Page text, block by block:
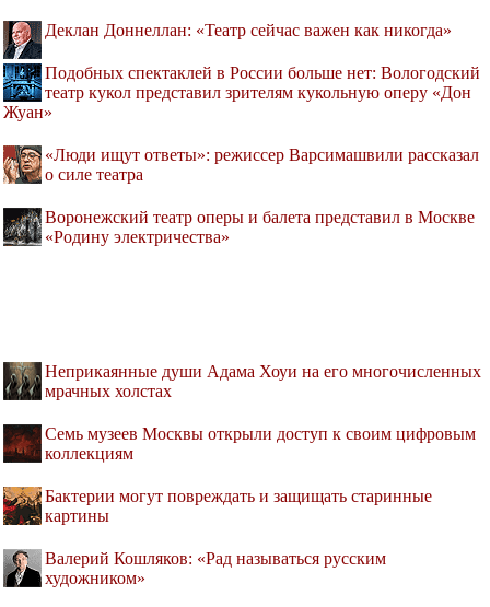
Деклан Доннеллан: «Театр сейчас важен как никогда»
Подобных спектаклей в России больше нет: Вологодский
театр кукол представил зрителям кукольную оперу «Дон
Жуан»
«Люди ищут ответы»: режиссер Варсимашвили рассказал
о силе театра
Воронежский театр оперы и балета представил в Москве
«Родину электричества»
Неприкаянные души Адама Хоуи на его многочисленных
мрачных холстах
Семь музеев Москвы открыли доступ к своим цифровым
коллекциям
Бактерии могут повреждать и защищать старинные
картины
Валерий Кошляков: «Рад называться русским
художником»